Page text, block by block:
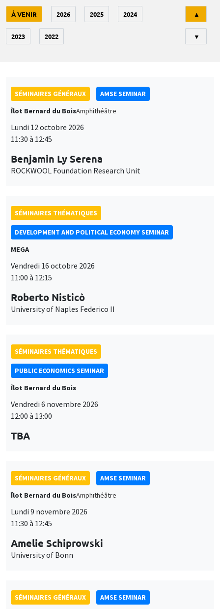
À VENIR 2026 2025 2024
2023 2022
▲
▼
SÉMINAIRES GÉNÉRAUX
AMSE SEMINAR
Îlot Bernard du BoisAmphithéâtre
Lundi 12 octobre 2026
11:30 à 12:45
Benjamin Ly Serena
ROCKWOOL Foundation Research Unit
SÉMINAIRES THÉMATIQUES
DEVELOPMENT AND POLITICAL ECONOMY SEMINAR
MEGA
Vendredi 16 octobre 2026
11:00 à 12:15
Roberto Nisticò
University of Naples Federico II
SÉMINAIRES THÉMATIQUES
PUBLIC ECONOMICS SEMINAR
Îlot Bernard du Bois
Vendredi 6 novembre 2026
12:00 à 13:00
TBA
SÉMINAIRES GÉNÉRAUX
AMSE SEMINAR
Îlot Bernard du BoisAmphithéâtre
Lundi 9 novembre 2026
11:30 à 12:45
Amelie Schiprowski
University of Bonn
SÉMINAIRES GÉNÉRAUX
AMSE SEMINAR